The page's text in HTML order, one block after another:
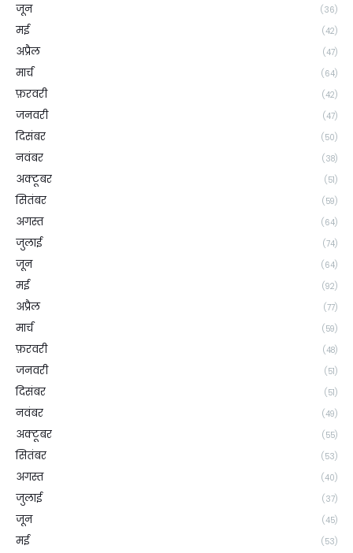
जून (36)
मई (42)
अप्रैल (47)
मार्च (64)
फ़रवरी (42)
जनवरी (47)
दिसंबर (50)
नवंबर (38)
अक्टूबर (51)
सितंबर (59)
अगस्त (64)
जुलाई (74)
जून (64)
मई (92)
अप्रैल (77)
मार्च (59)
फ़रवरी (48)
जनवरी (51)
दिसंबर (51)
नवंबर (49)
अक्टूबर (55)
सितंबर (53)
अगस्त (40)
जुलाई (37)
जून (45)
मई (53)